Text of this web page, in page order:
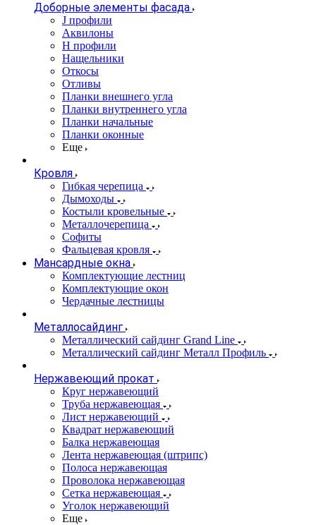
Доборные элементы фасада
J профили
Аквилоны
Н профили
Нащельники
Откосы
Отливы
Планки внешнего угла
Планки внутреннего угла
Планки начальные
Планки оконные
Еще
Кровля
Гибкая черепица
Дымоходы
Костыли кровельные
Металлочерепица
Софиты
Фальцевая кровля
Мансардные окна
Комплектующие лестниц
Комплектующие окон
Чердачные лестницы
Металлосайдинг
Металлический сайдинг Grand Line
Металлический сайдинг Металл Профиль
Нержавеющий прокат
Круг нержавеющий
Труба нержавеющая
Лист нержавеющий
Квадрат нержавеющий
Балка нержавеющая
Лента нержавеющая (штрипс)
Полоса нержавеющая
Проволока нержавеющая
Сетка нержавеющая
Уголок нержавеющий
Еще